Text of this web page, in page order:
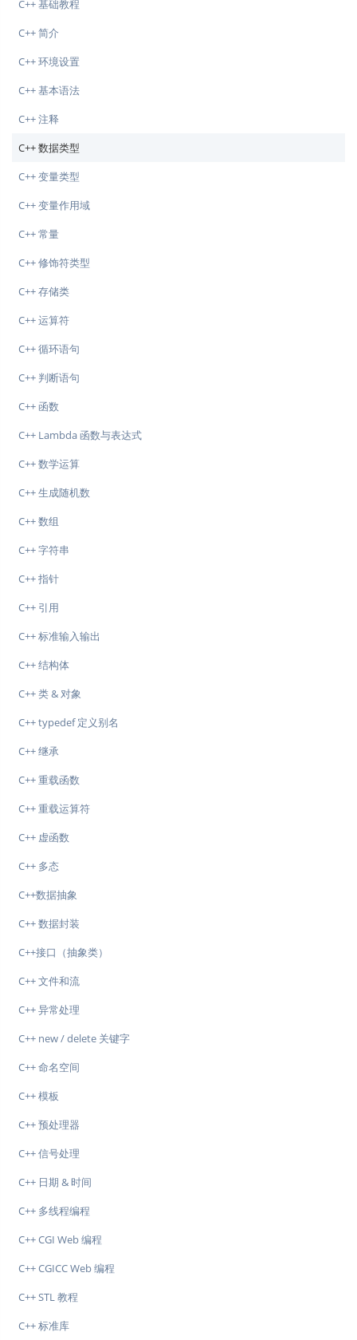
C++ 基础教程
C++ 简介
C++ 环境设置
C++ 基本语法
C++ 注释
C++ 数据类型
C++ 变量类型
C++ 变量作用域
C++ 常量
C++ 修饰符类型
C++ 存储类
C++ 运算符
C++ 循环语句
C++ 判断语句
C++ 函数
C++ Lambda 函数与表达式
C++ 数学运算
C++ 生成随机数
C++ 数组
C++ 字符串
C++ 指针
C++ 引用
C++ 标准输入输出
C++ 结构体
C++ 类 & 对象
C++ typedef 定义别名
C++ 继承
C++ 重载函数
C++ 重载运算符
C++ 虚函数
C++ 多态
C++数据抽象
C++ 数据封装
C++接口（抽象类）
C++ 文件和流
C++ 异常处理
C++ new / delete 关键字
C++ 命名空间
C++ 模板
C++ 预处理器
C++ 信号处理
C++ 日期 & 时间
C++ 多线程编程
C++ CGI Web 编程
C++ CGICC Web 编程
C++ STL 教程
C++ 标准库